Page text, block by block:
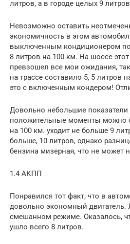
литров, а в городе целых 9
Невозможно оставить
экономичность в этом
выключенным кондиционером
8 литров на 100 км. На шоссе
превзошел все мои ожидания,
на трассе составило 5, 5 литров
это с включенным кондером!
Довольно небольшие показатели
положительные моменты можно
на 100 км. уходит не больше 9
больше, 10 литров, однако
бензина мизерная, что не может
1.4 АКПП
Понравился тот факт, что в
довольно экономный двигатель.
смешанном режиме. Оказалось,
ушло всего 8 литров.